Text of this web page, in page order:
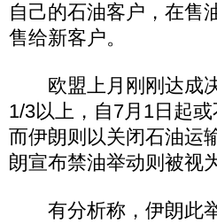
自己的石油客户，在售
售给新客户。
欧盟上月刚刚达成决
1/3以上，自7月1日起
而伊朗则以关闭石油运
朗宣布禁油举动则被视
有分析称，伊朗此举